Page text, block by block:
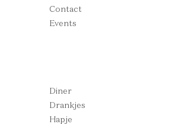
Contact
Events
Diner
Drankjes
Hapje